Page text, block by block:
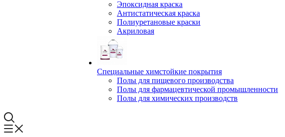
Эпоксидная краска
Антистатическая краска
Полиуретановые краски
Акриловая
Специальные химстойкие покрытия
Полы для пищевого производства
Полы для фармацевтической промышленности
Полы для химических производств